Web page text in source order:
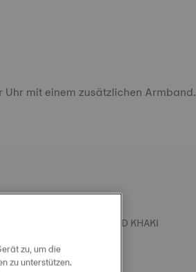
mit einem zusätzlichen Armband.
TISSOT SILIKONARMBAND KHAKI
zu, um die
zu unterstützen.